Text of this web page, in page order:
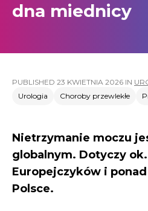
dna miednicy
PUBLISHED 23 KWIETNIA 2026 IN
Urologia
Choroby przewlekłe
Nietrzymanie moczu
globalnym. Dotyczy
Europejczyków i
Polsce.